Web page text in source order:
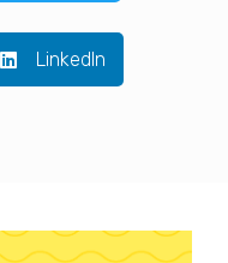
LinkedIn